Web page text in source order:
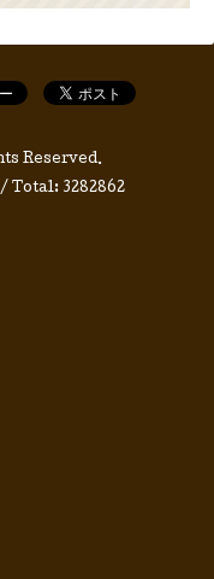
Reserved.
/ Total: 3282862